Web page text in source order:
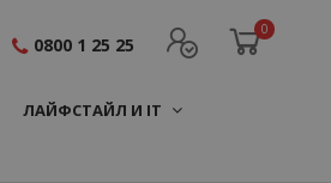
0
0800 1 25 25
ЛАЙФСТАЙЛ И IT